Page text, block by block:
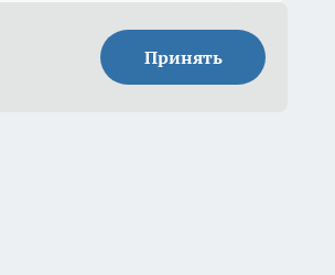
Принять